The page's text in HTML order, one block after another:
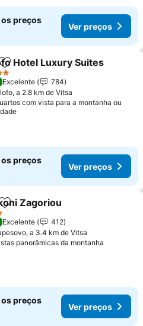
os preços
Ver preços
Adicionar aos favoritos
Hotel Luxury Suites
Excelente
784
a 2.8 km de Vitsa
com vista para a montanha ou
os preços
Ver preços
Adicionar aos favoritos
Zagoriou
Excelente
412
a 3.4 km de Vitsa
panorâmicas da montanha
os preços
Ver preços